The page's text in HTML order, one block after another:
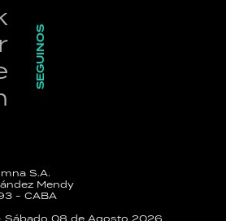
SEGUINOS
S.A.
Mendy
- CABA
Sábado 08 de Agosto 2026